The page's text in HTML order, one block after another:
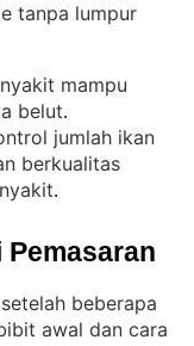
tanpa lumpur
mampu
belut
jumlah ikan
berkualitas
.
Pemasaran
beberapa
awal dan cara